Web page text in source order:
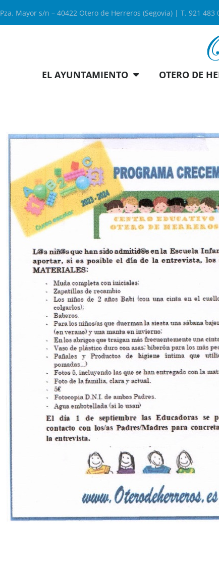
Pza. Mayor s/n – 40422 Otero de Herreros (Segovia) | T. 921 483
EL AYUNTAMIENTO OTERO DE